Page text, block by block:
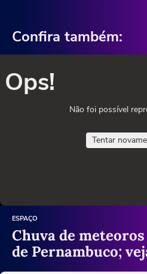
Confira também:
Ops!
Não foi possível
Tentar
ESPAÇO
Chuva de
de Pernambuco;